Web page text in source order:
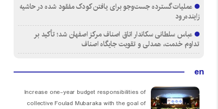
عملیات گسترده جست‌وجو برای یافتن کودک مفقود شده در حاشیه
زاینده‌رود
عباس سلطانی سکاندار اتاق اصناف مرکز اصفهان شد؛ تأکید بر
تداوم خدمت، همدلی و تقویت جایگاه اصناف
en
Increase one-year budget responsibilities of
collective Foulad Mubaraka with the goal of